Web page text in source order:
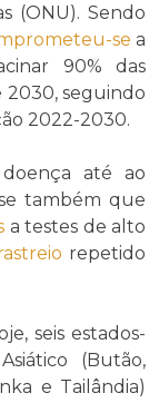
(ONU). Sendo
se a
90% das
2030, seguindo
2022-2030.
até ao
também que
a testes de alto
repetido
seis estados-
(Butão,
e Tailândia)